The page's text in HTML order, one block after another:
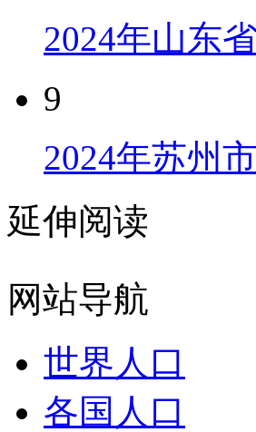
2024年山东
9
2024年苏州
延伸阅读
网站导航
世界人口
各国人口